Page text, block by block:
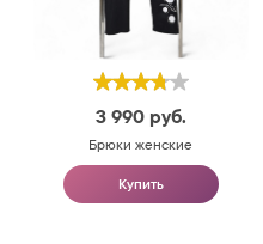
3 990 руб.
Брюки женские
Купить